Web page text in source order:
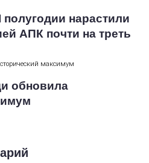
нарастили
АПК почти на треть
обновила